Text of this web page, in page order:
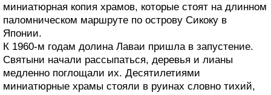
миниатюрная копия храмов, которые стоят на длинном
паломническом маршруте по острову Сикоку в
Японии.
К 1960-м годам долина Лаваи пришла в запустение.
Святыни начали рассыпаться, деревья и лианы
медленно поглощали их. Десятилетиями
миниатюрные храмы стояли в руинах словно тихий,